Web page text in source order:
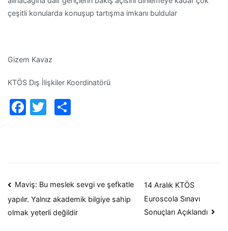
çeşitli konularda konuşup tartışma imkanı buldular
Gizem Kavaz
KTÖS Dış İlişkiler Koordinatörü
Facebook
Twitter
Yazı
dolaşımı
Maviş: Bu meslek sevgi ve şefkatle
yapılır. Yalnız akademik bilgiye sahip
olmak yeterli değildir
14 Aralık KTÖS
Euroscola Sınavı
Sonuçları Açıklandı